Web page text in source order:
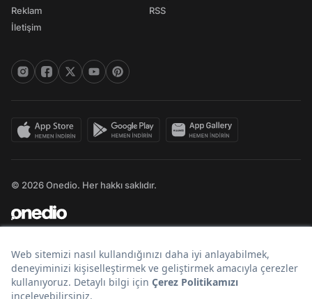
Reklam
İletişim
RSS
© 2026 Onedio. Her hakkı saklıdır.
Bir markasıdır.